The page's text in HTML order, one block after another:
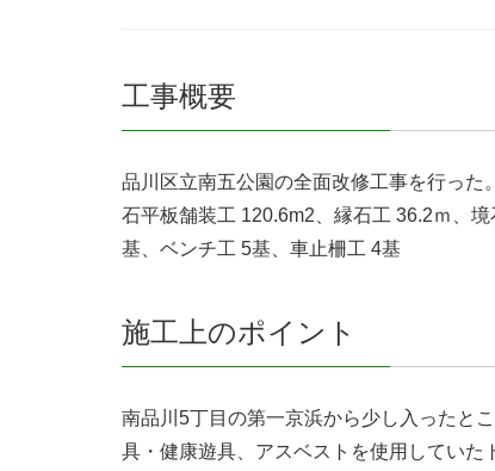
工事概要
品川区立南五公園の全面改修工事を行っ
石平板舗装工 120.6m2、縁石工 36.2ｍ、
基、ベンチ工 5基、車止柵工 4基
施工上のポイント
南品川5丁目の第一京浜から少し入ったと
具・健康遊具、アスベストを使用してい